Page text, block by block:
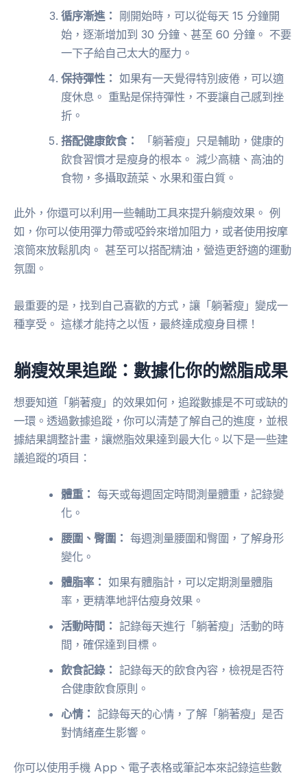
循序漸進： 剛開始時，可以從每天 15 分鐘開
始，逐漸增加到 30 分鐘、甚至 60 分鐘。 不要
一下子給自己太大的壓力。
保持彈性： 如果有一天覺得特別疲倦，可以適
度休息。 重點是保持彈性，不要讓自己感到挫
折。
搭配健康飲食：
「躺著瘦」只是輔助，健康的
飲食習慣才是瘦身的根本。 減少高糖、高油的
食物，多攝取蔬菜、水果和蛋白質。
此外，你還可以利用一些輔助工具來提升躺瘦效果。 例
如，你可以使用彈力帶或啞鈴來增加阻力，或者使用按摩
滾筒來放鬆肌肉。 甚至可以搭配精油，營造更舒適的運動
氛圍。
最重要的是，找到自己喜歡的方式，讓「躺著瘦」變成一
種享受。 這樣才能持之以恆，最終達成瘦身目標！
躺瘦效果追蹤：數據化你的燃脂成果
想要知道「躺著瘦」的效果如何，追蹤數據是不可或缺的
一環。透過數據追蹤，你可以清楚了解自己的進度，並根
據結果調整計畫，讓燃脂效果達到最大化。以下是一些建
議追蹤的項目：
體重： 每天或每週固定時間測量體重，記錄變
化。
腰圍、臀圍： 每週測量腰圍和臀圍，了解身形
變化。
體脂率： 如果有體脂計，可以定期測量體脂
率，更精準地評估瘦身效果。
活動時間： 記錄每天進行「躺著瘦」活動的時
間，確保達到目標。
飲食記錄： 記錄每天的飲食內容，檢視是否符
合健康飲食原則。
心情： 記錄每天的心情，了解「躺著瘦」是否
對情緒產生影響。
你可以使用手機 App、電子表格或筆記本來記錄這些數